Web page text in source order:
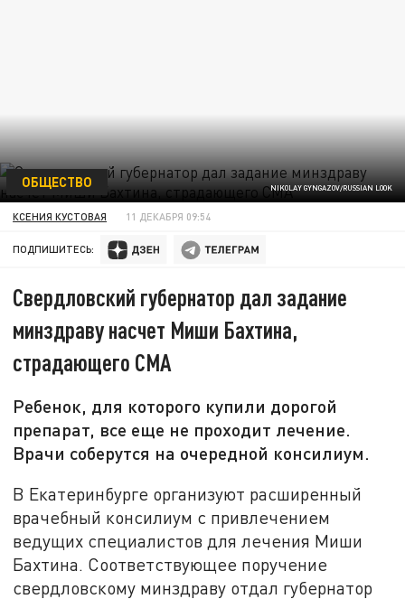
NIKOLAY GYNGAZOV/RUSSIAN LOOK
ОБЩЕСТВО
КСЕНИЯ КУСТОВАЯ 11 ДЕКАБРЯ 09:54
ПОДПИШИТЕСЬ:
Свердловский губернатор дал задание
минздраву насчет Миши Бахтина,
страдающего СМА
Ребенок, для которого купили дорогой
препарат, все еще не проходит лечение.
Врачи соберутся на очередной консилиум.
В Екатеринбурге организуют расширенный
врачебный консилиум с привлечением
ведущих специалистов для лечения Миши
Бахтина. Соответствующее поручение
свердловскому минздраву отдал губернатор